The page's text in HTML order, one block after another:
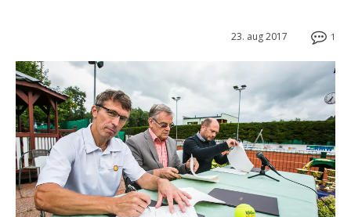
1
23. aug 2017